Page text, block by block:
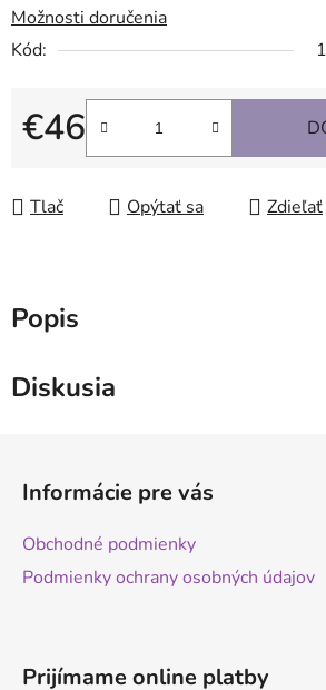
Možnosti doručenia
Kód:
€46
Jednotková cena:
Tlač Opýtať sa Zdieľať
Popis
Diskusia
Informácie pre vás
Obchodné podmienky
Podmienky ochrany osobných údajov
Prijímame online platby